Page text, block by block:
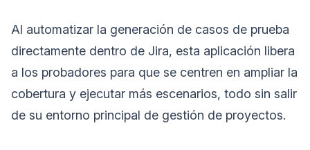
Al automatizar la generación de casos de prueba
directamente dentro de Jira, esta aplicación libera
a los probadores para que se centren en ampliar la
cobertura y ejecutar más escenarios, todo sin salir
de su entorno principal de gestión de proyectos.